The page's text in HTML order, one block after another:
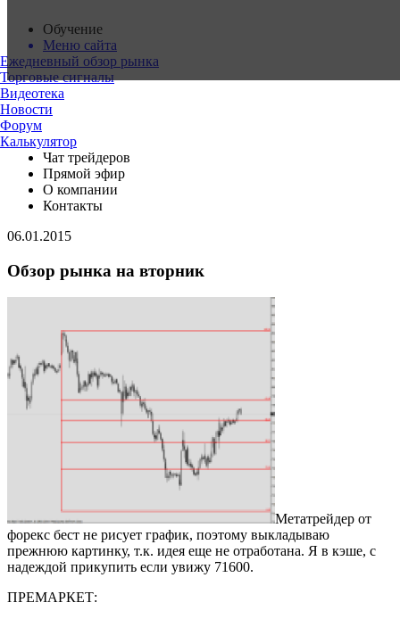
Обучение
Меню сайта
Ежедневный обзор рынка
Торговые сигналы
Видеотека
Новости
Форум
Калькулятор
Чат трейдеров
Прямой эфир
О компании
Контакты
06.01.2015
Обзор рынка на вторник
Метатрейдер от
форекс бест не рисует график, поэтому выкладываю
прежнюю картинку, т.к. идея еще не отработана. Я в кэше, с
надеждой прикупить если увижу 71600.
ПРЕМАРКЕТ: